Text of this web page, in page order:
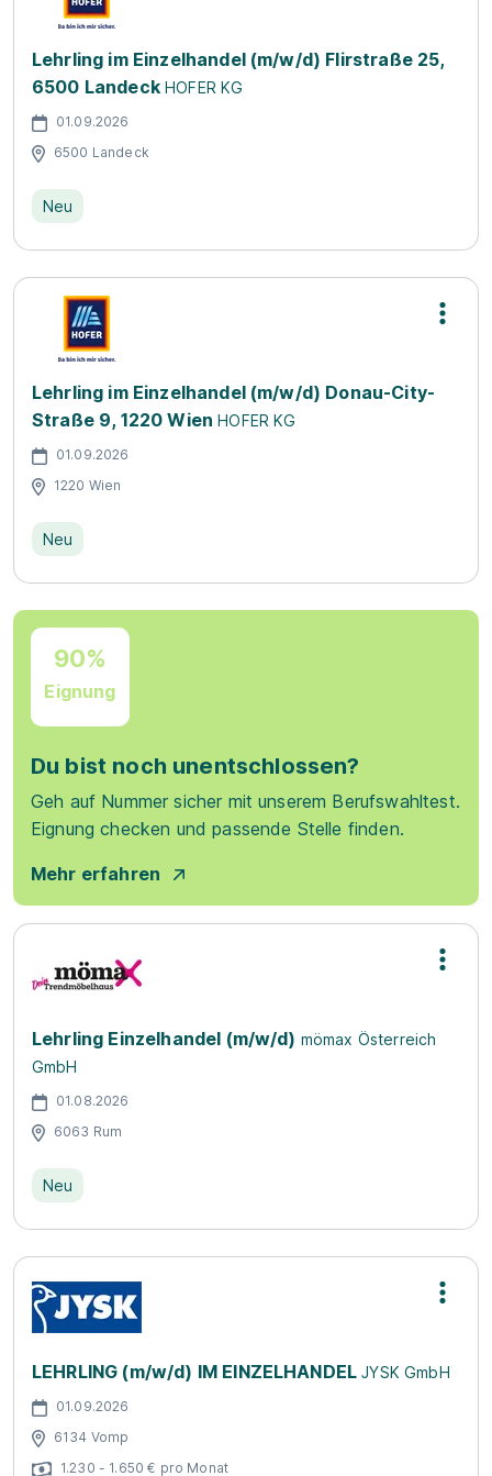
Lehrling im Einzelhandel (m/w/d) Flirstraße 25,
6500 Landeck HOFER KG
01.09.2026
6500 Landeck
Neu
Lehrling im Einzelhandel (m/w/d) Donau-City-
Straße 9, 1220 Wien HOFER KG
01.09.2026
1220 Wien
Neu
90%
Eignung
Du bist noch unentschlossen?
Geh auf Nummer sicher mit unserem Berufswahltest.
Eignung checken und passende Stelle finden.
Mehr erfahren
Lehrling Einzelhandel (m/w/d) mömax Österreich
GmbH
01.08.2026
6063 Rum
Neu
LEHRLING (m/w/d) IM EINZELHANDELJYSK GmbH
01.09.2026
6134 Vomp
1.230 - 1.650 € pro Monat